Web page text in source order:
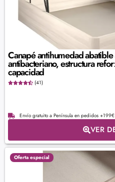
Canapé antihumedad
antibacteriano, estructura
capacidad
(41)
Envío gratuito a Península en pedidos +199€
VER
Oferta especial